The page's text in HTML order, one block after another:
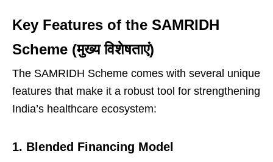
Key Features of the SAMRIDH
Scheme (मुख्य विशेषताएं)
The SAMRIDH Scheme comes with several unique
features that make it a robust tool for strengthening
India’s healthcare ecosystem:
1. Blended Financing Model